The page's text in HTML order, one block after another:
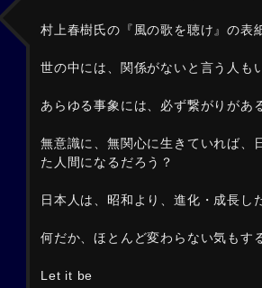
村上春樹氏の『風の歌を聴け』の表
世の中には、関係がないと言う人も
あらゆる事象には、必ず繋がりがあ
無意識に、無関心に生きていれば、
た人間になるだろう？
日本人は、昭和より、進化・成長し
何だか、ほとんど変わらない気もす
Let it be